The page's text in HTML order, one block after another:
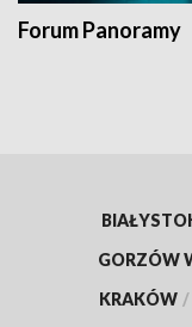
Forum Panoramy
GORZÓW
KRAKÓW /